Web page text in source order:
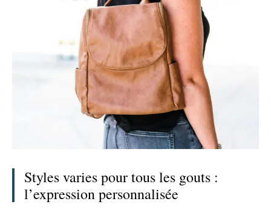
Styles varies pour tous les gouts :
l’expression personnalisée